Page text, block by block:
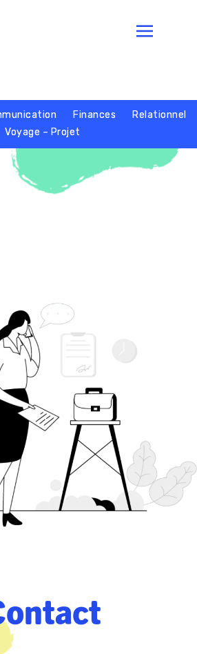
Finances
Relationnel
Voyage – Projet